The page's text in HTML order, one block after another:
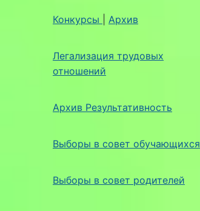
Конкурсы Архив
Легализация трудовых
отношений
Архив Результативность
Выборы в совет обучающихся
Выборы в совет родителей